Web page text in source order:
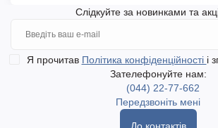
Слідкуйте за новинками та
Я прочитав Політика конфіденційності і
Зателефонуйте нам:
(044) 22-77-662
Передзвоніть мені